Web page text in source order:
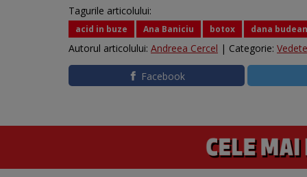
Tagurile articolului:
acid in buze Ana Baniciu botox dana
Autorul articolului: Andreea Cercel | Categorie: Vedete
Facebook